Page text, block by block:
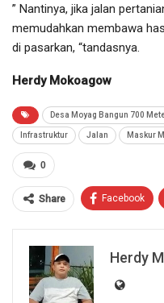
” Nantinya, jika jalan
memudahkan membawa
di pasarkan, “tandasnya.
Herdy Mokoagow
Desa Moyag Bangun 700
Infrastruktur Jalan Maskur
0
Share Facebook
Herdy